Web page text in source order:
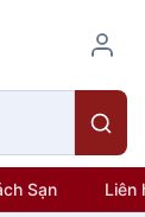
Sạn Liên